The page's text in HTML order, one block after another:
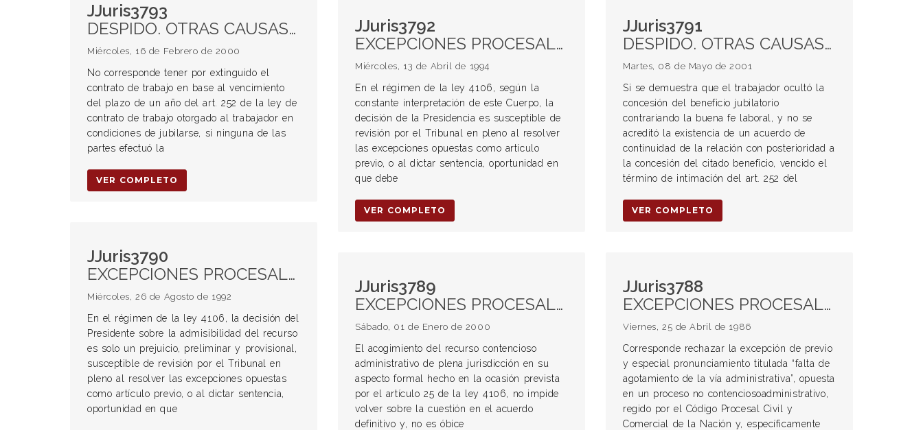
JJuris3793
DESPIDO. OTRAS CAUSAS DE EXTINCIÓN Jubilación del trabajador Principios generales
Miércoles, 16 de Febrero de 2000
No corresponde tener por extinguido el
contrato de trabajo en base al vencimiento
del plazo de un año del art. 252 de la ley de
contrato de trabajo otorgado al trabajador en
condiciones de jubilarse, si ninguna de las
partes efectuó la
VER COMPLETO
JJuris3792
EXCEPCIONES PROCESALES. Calificación. Excepciones previas.
Miércoles, 13 de Abril de 1994
En el régimen de la ley 4106, según la
constante interpretación de este Cuerpo, la
decisión de la Presidencia es susceptible de
revisión por el Tribunal en pleno al resolver
las excepciones opuestas como artículo
previo, o al dictar sentencia, oportunidad en
que debe
VER COMPLETO
JJuris3791
DESPIDO. OTRAS CAUSAS DE EXTINCIÓN Jubilación del trabajador Principios generales
Martes, 08 de Mayo de 2001
Si se demuestra que el trabajador ocultó la
concesión del beneficio jubilatorio
contrariando la buena fe laboral, y no se
acreditó la existencia de un acuerdo de
continuidad de la relación con posterioridad a
la concesión del citado beneficio, vencido el
término de intimación del art. 252 del
VER COMPLETO
JJuris3790
EXCEPCIONES PROCESALES. Calificación. Excepciones previas.
Miércoles, 26 de Agosto de 1992
En el régimen de la ley 4106, la decisión del
Presidente sobre la admisibilidad del recurso
es solo un prejuicio, preliminar y provisional,
susceptible de revisión por el Tribunal en
pleno al resolver las excepciones opuestas
como artículo previo, o al dictar sentencia,
oportunidad en que
JJuris3789
EXCEPCIONES PROCESALES. Calificación. Excepciones previas
Sábado, 01 de Enero de 2000
El acogimiento del recurso contencioso
administrativo de plena jurisdicción en su
aspecto formal hecho en la ocasión prevista
por el artículo 25 de la ley 4106, no impide
volver sobre la cuestión en el acuerdo
definitivo y, no es óbice
JJuris3788
EXCEPCIONES PROCESALES. Calificación. Excepciones previas.
Viernes, 25 de Abril de 1986
Corresponde rechazar la excepción de previo
y especial pronunciamiento titulada “falta de
agotamiento de la vía administrativa”, opuesta
en un proceso no contenciosoadministrativo,
regido por el Código Procesal Civil y
Comercial de la Nación y, específicamente